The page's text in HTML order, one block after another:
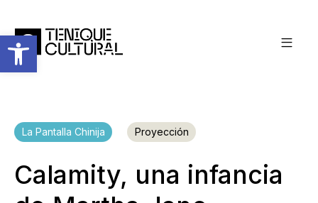
Abrir barra de herramientas
La Pantalla Chinija Proyección
Calamity, una infancia